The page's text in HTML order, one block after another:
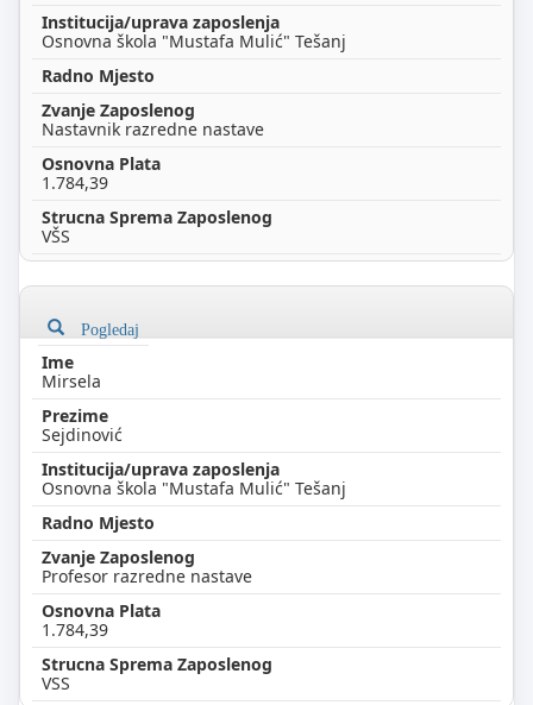
Osnovna škola "Mustafa Mulić" Tešanj
Nastavnik razredne nastave
1.784,39
VŠS
Pogledaj
Mirsela
Sejdinović
Osnovna škola "Mustafa Mulić" Tešanj
Profesor razredne nastave
1.784,39
VSS